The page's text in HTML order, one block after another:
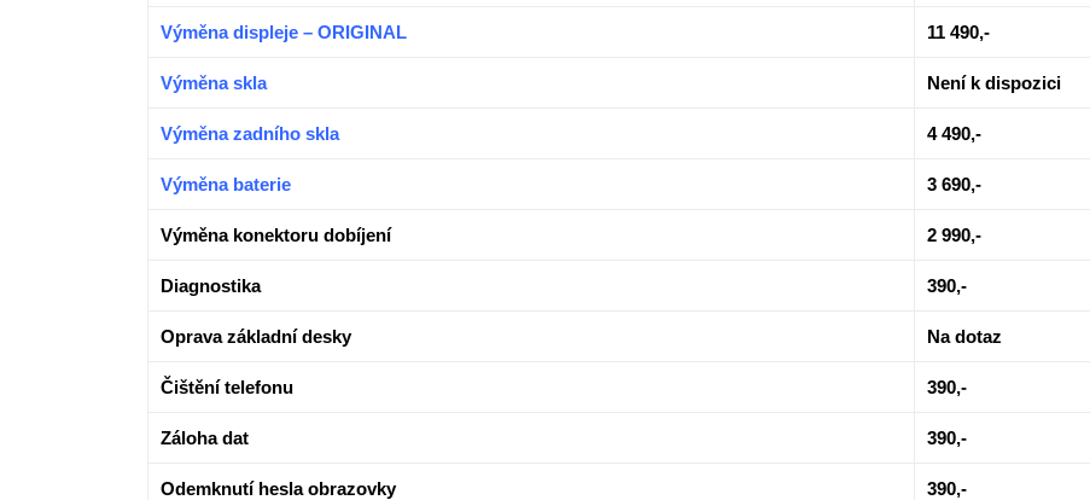
Výměna displeje – ORIGINAL 11 490,-
Výměna skla Není k dispozici
Výměna zadního skla 4 490,-
Výměna baterie 3 690,-
Výměna konektoru dobíjení 2 990,-
Diagnostika 390,-
Oprava základní desky Na dotaz
Čištění telefonu 390,-
Záloha dat 390,-
Odemknutí hesla obrazovky 390,-